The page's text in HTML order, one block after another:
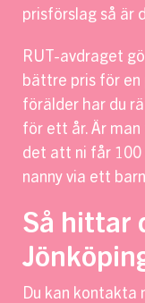
prisförslag så är
RUT-avdraget
bättre pris för en
förälder har du
för ett år. Är
det att ni får 100
nanny via ett
Så hittar
Du kan kontakta